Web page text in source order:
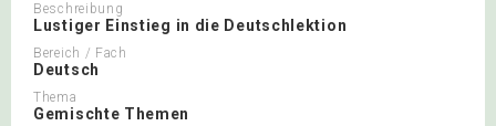
Beschreibung
Lustiger Einstieg in die Deutschlektion
Bereich / Fach
Deutsch
Thema
Gemischte Themen